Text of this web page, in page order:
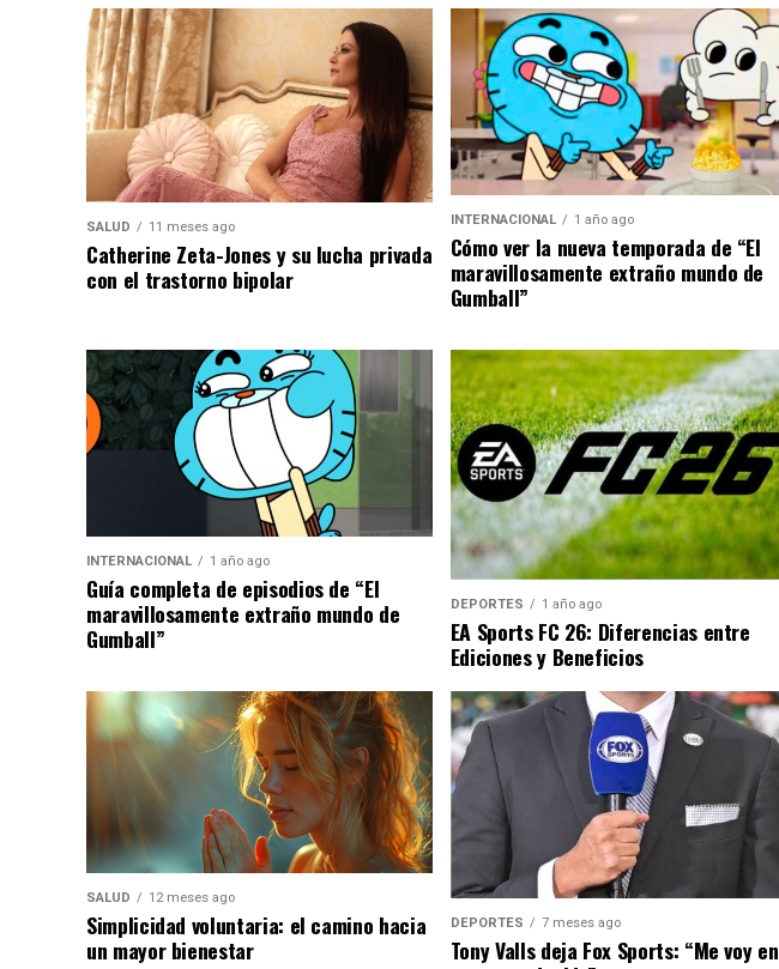
SALUD 11 meses ago
Catherine Zeta-Jones y su lucha privada
con el trastorno bipolar
INTERNACIONAL 1 año ago
Cómo ver la nueva temporada de “El
maravillosamente extraño mundo de
Gumball”
INTERNACIONAL 1 año ago
Guía completa de episodios de “El
maravillosamente extraño mundo de
Gumball”
DEPORTES 1 año ago
EA Sports FC 26: Diferencias entre
Ediciones y Beneficios
SALUD 12 meses ago
Simplicidad voluntaria: el camino hacia
un mayor bienestar
DEPORTES 7 meses ago
Tony Valls deja Fox Sports: “Me voy en